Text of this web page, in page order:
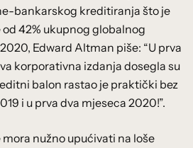
bankarskog kreditiranja što je
42% ukupnog globalnog
Edward Altman piše: “U prva
korporativna izdanja dosegla su
balon rastao je praktički bez
i u prva dva mjeseca 2020!”.
nužno upućivati na loše